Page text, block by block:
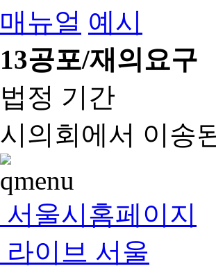
매뉴얼 예시
13공포/재의요구
법정 기간
시의회에서 이송
서울시홈페이지
라이브 서울